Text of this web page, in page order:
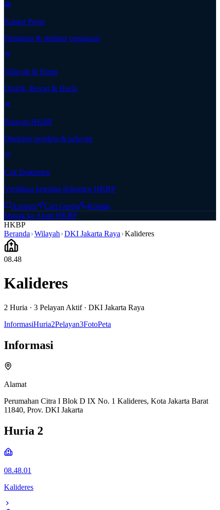
Kantor Pusat
Pimpinan & struktur organisasi
Wilayah & Huria
Distrik, Resort & Huria
Pelayan HKBP
Direktori pendeta & pelayan
Cek Dokumen
Verifikasi keaslian dokumen HKBP
Aspirasi Cari Gereja
Kontak
Masuk ke Akun HKBP
HKBP
Beranda Wilayah DKI Jakarta Raya Kalideres
08.48
Kalideres
2 Huria · 3 Pelayan Aktif· DKI Jakarta Raya
InformasiHuria2Pelayan3FotoPeta
Informasi
Alamat
Perumahan Citra I Blok D IX No. 1 Kalideres, Kota Jakarta Barat
11840, Prov. DKI Jakarta
Huria 2
08.48.01
Kalideres